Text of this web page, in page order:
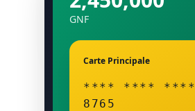
GNF
Carte Principale
**** **** ****
8765